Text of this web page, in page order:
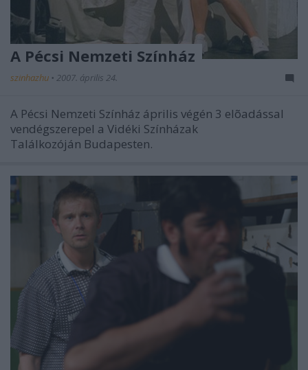
A Pécsi Nemzeti Színház
szinhazhu • 2007. április 24.
A Pécsi Nemzeti Színház április végén 3 elõadással
vendégszerepel a Vidéki Színházak
Találkozóján Budapesten.